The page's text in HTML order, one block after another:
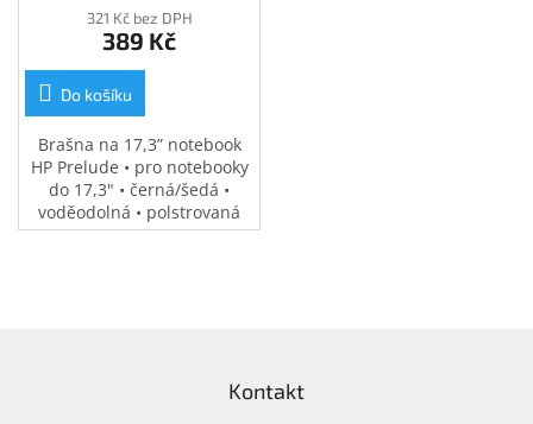
321 Kč bez DPH
389 Kč
Do košíku
Brašna na 17,3” notebook
HP Prelude • pro notebooky
do 17,3" • černá/šedá •
voděodolná • polstrovaná
přihrádka na notebook •
Kontakt